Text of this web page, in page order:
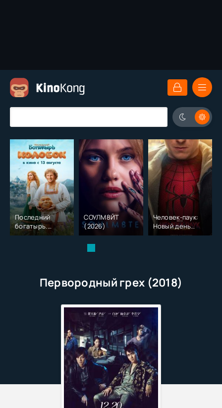
Последний
богатырь.
Колобок (2026)
СОУЛМ8ЙТ
(2026)
Человек-паук:
Новый день
(2026)
Первородный грех (2018)